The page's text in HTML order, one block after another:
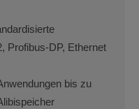
Profibus-DP, Ethernet
bis zu